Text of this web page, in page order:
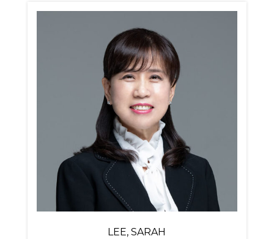
LEE, SARAH